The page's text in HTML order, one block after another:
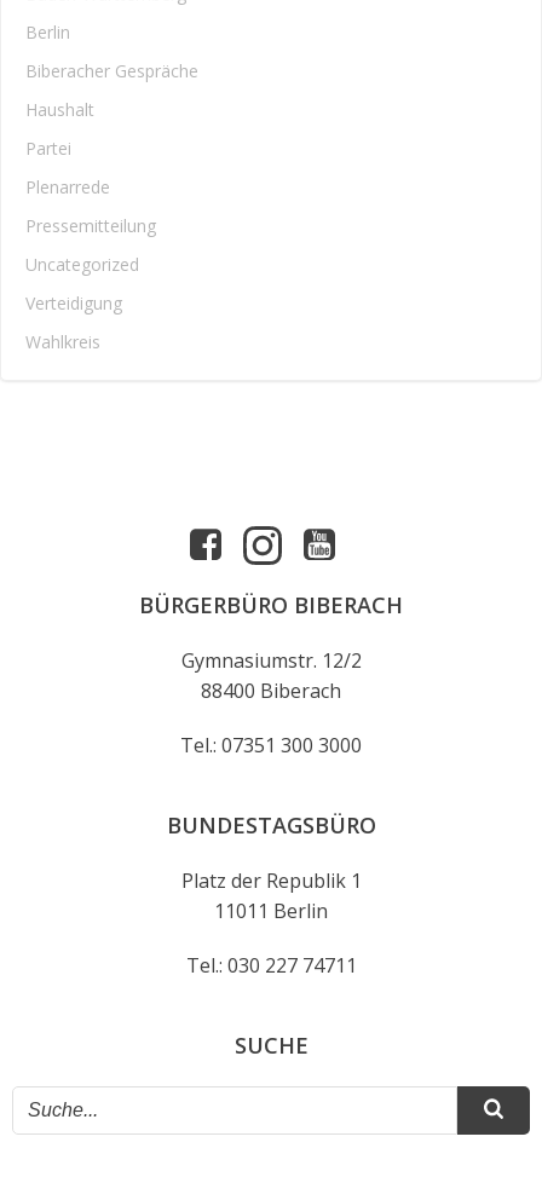
Berlin
Biberacher Gespräche
Haushalt
Partei
Plenarrede
Pressemitteilung
Uncategorized
Verteidigung
Wahlkreis
BÜRGERBÜRO BIBERACH
Gymnasiumstr. 12/2
88400 Biberach
Tel.: 07351 300 3000
BUNDESTAGSBÜRO
Platz der Republik 1
11011 Berlin
Tel.: 030 227 74711
SUCHE